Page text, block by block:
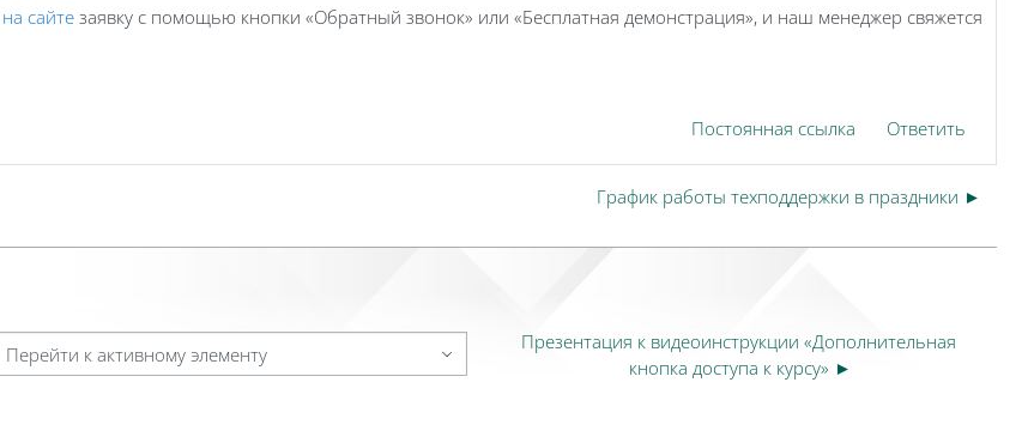
на сайте заявку с помощью кнопки «Обратный звонок» или «Бесплатная демонстрация», и наш менеджер свяжется
Постоянная ссылка Ответить
График работы техподдержки в праздники ►
Перейти к активному элементу
Презентация к видеоинструкции «Дополнительная
кнопка доступа к курсу» ►